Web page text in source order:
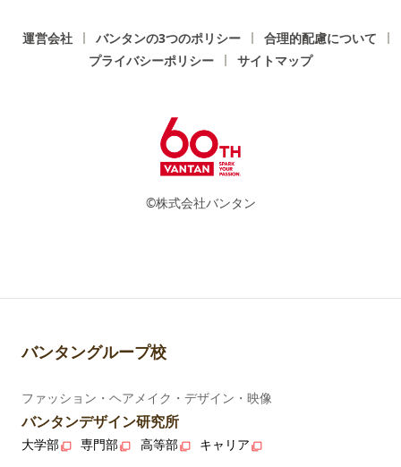
運営会社 バンタンの3つのポリシー
合理的配慮について
プライバシーポリシー
サイトマップ
©株式会社バンタン
バンタングループ校
ファッション・ヘアメイク・デザイン・映像
バンタンデザイン研究所
大学部 専門部 高等部 キャリア